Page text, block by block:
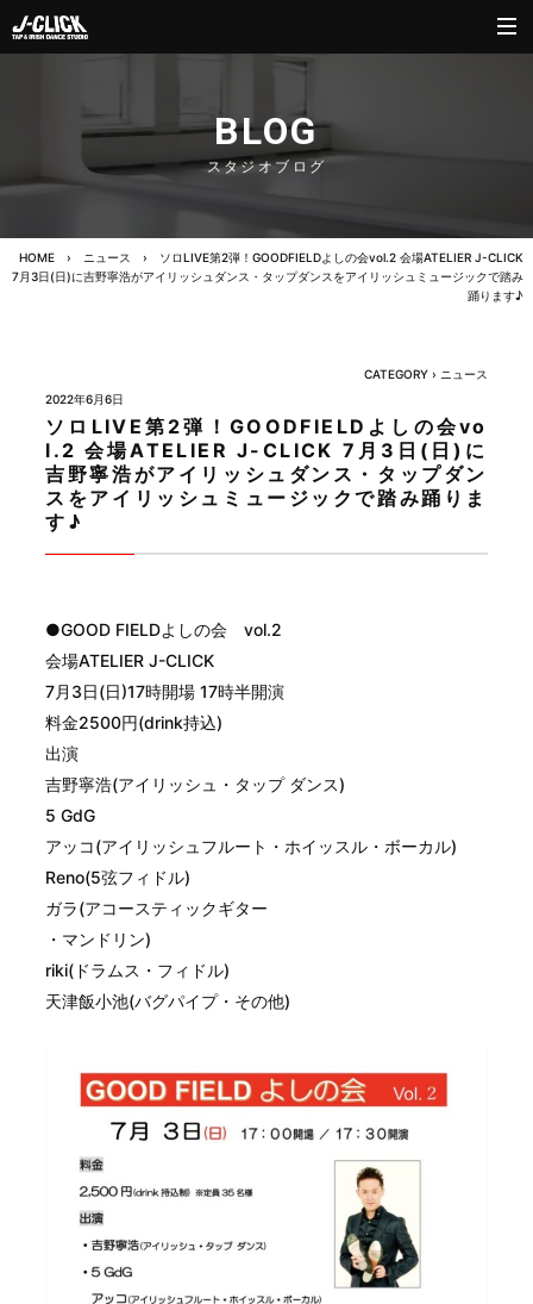
BLOG
スタジオブログ
HOME › ニュース › ソロLIVE第2弾！GOODFIELDよしの会vol.2 会場ATELIER J-CLICK
7月3日(日)に吉野寧浩がアイリッシュダンス・タップダンスをアイリッシュミュージックで踏み
踊ります♪
CATEGORY › ニュース
2022年6月6日
ソロLIVE第2弾！GOODFIELDよしの会vo
l.2 会場ATELIER J-CLICK 7月3日(日)に
吉野寧浩がアイリッシュダンス・タップダン
スをアイリッシュミュージックで踏み踊りま
す♪
●GOOD FIELDよしの会 vol.2
会場ATELIER J-CLICK
7月3日(日)17時開場 17時半開演
料金2500円(drink持込)
出演
吉野寧浩(アイリッシュ・タップ ダンス)
5 GdG
アッコ(アイリッシュフルート・ホイッスル・ボーカル)
Reno(5弦フィドル)
ガラ(アコースティックギター
・マンドリン)
riki(ドラムス・フィドル)
天津飯小池(バグパイプ・その他)